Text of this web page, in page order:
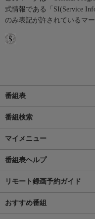
式情報である「SI(Service
のみ表記が許されているマー
番組表
番組検索
マイメニュー
番組表ヘルプ
リモート録画予約ガイド
おすすめ番組